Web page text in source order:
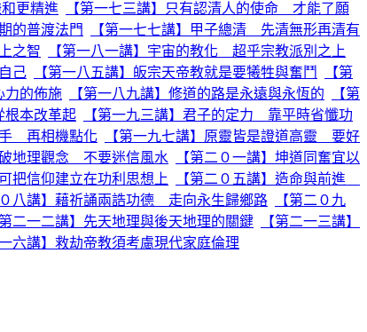
更精進
【第一七三講】只有認清人的使命 才能了願
的普渡法門
【第一七七講】甲子總清 先清無形再清有
之智
【第一八一講】宇宙的教化 超乎宗教派別之上
己 【第一八五講】皈宗天帝教就是要犧牲與奮鬥
【第
力的佈施 【第一八九講】修道的路是永遠與永恆的
【第
根本改革起
【第一九三講】君子的定力 靠平時省懺功
手 再相機點化
【第一九七講】原靈皆是證道高靈 要好
破地理觀念 不要迷信風水
【第二０一講】坤道同奮宜以
把信仰建立在功利思想上
【第二０五講】造命與前進
０八講】藉祈誦兩誥功德 走向永生歸鄉路
【第二０九
第二一二講】先天地理與後天地理的關鍵
【第二一三講】
一六講】救劫帝教須考慮現代家庭倫理